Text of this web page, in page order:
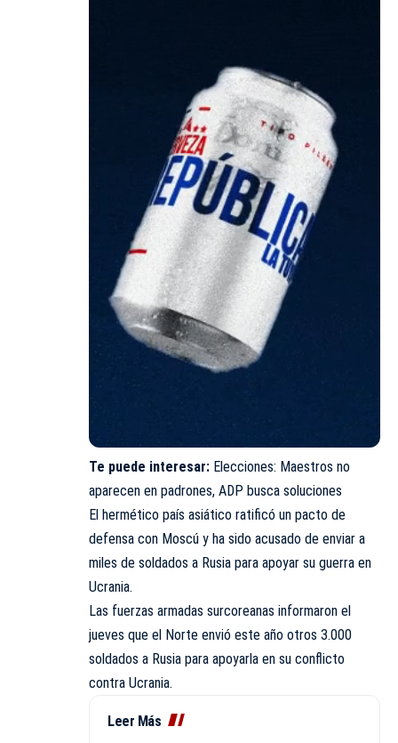
Te puede interesar: Elecciones: Maestros no
aparecen en padrones, ADP busca soluciones
El hermético país asiático ratificó un pacto de
defensa con Moscú y ha sido acusado de enviar a
miles de soldados a Rusia para apoyar su guerra en
Ucrania.
Las fuerzas armadas surcoreanas informaron el
jueves que el Norte envió este año otros 3.000
soldados a Rusia para apoyarla en su conflicto
contra Ucrania.
Leer Más